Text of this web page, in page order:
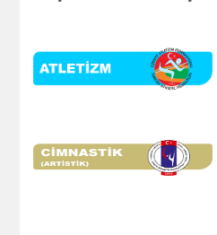
Genç Bilgi Sistemi